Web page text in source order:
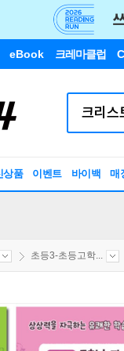
eBook 크레마클럽
상품 이벤트 바이백 매
초등3-초등고학...